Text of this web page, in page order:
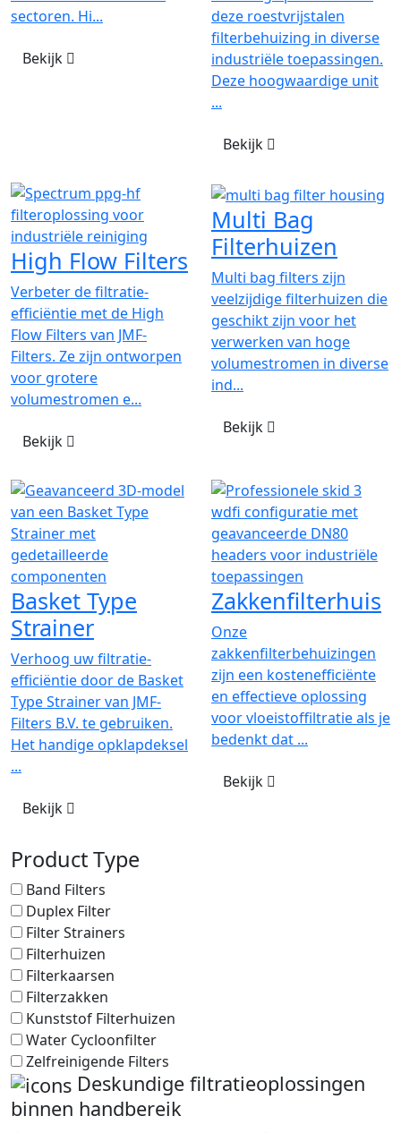
Product Type
Band Filters
Duplex Filter
Filter Strainers
Filterhuizen
Filterkaarsen
Filterzakken
Kunststof Filterhuizen
Water Cycloonfilter
Zelfreinigende Filters
Deskundige filtratieoplossingen
binnen handbereik
sectoren. Hi...
Bekijk
deze roestvrijstalen
filterbehuizing in diverse
industriële toepassingen.
Deze hoogwaardige unit
...
Bekijk
High Flow Filters
Verbeter de filtratie-
efficiëntie met de High
Flow Filters van JMF-
Filters. Ze zijn ontworpen
voor grotere
volumestromen e...
Bekijk
Multi Bag
Filterhuizen
Multi bag filters zijn
veelzijdige filterhuizen die
geschikt zijn voor het
verwerken van hoge
volumestromen in diverse
ind...
Bekijk
Basket Type
Strainer
Verhoog uw filtratie-
efficiëntie door de Basket
Type Strainer van JMF-
Filters B.V. te gebruiken.
Het handige opklapdeksel
...
Bekijk
Zakkenfilterhuis
Onze
zakkenfilterbehuizingen
zijn een kostenefficiënte
en effectieve oplossing
voor vloeistoffiltratie als je
bedenkt dat ...
Bekijk